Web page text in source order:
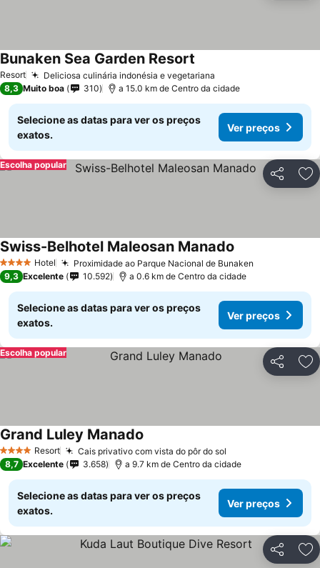
Resort Deliciosa culinária indonésia e vegetariana
Bunaken Sea Garden Resort
8,3 Muito boa 310 a 15.0 km de Centro da cidade
Selecione as datas para ver os preços
exatos.
Ver preços
Partilhar
Escolha popular
4 EstrelasHotel Proximidade ao Parque Nacional de Bunaken
Swiss-Belhotel Maleosan Manado
9,3 Excelente 10.592 a 0.6 km de Centro da cidade
Selecione as datas para ver os preços
exatos.
Ver preços
Partilhar
Escolha popular
4 EstrelasResort Cais privativo com vista do pôr do sol
Grand Luley Manado
8,7 Excelente 3.658 a 9.7 km de Centro da cidade
Selecione as datas para ver os preços
exatos.
Ver preços
Partilhar